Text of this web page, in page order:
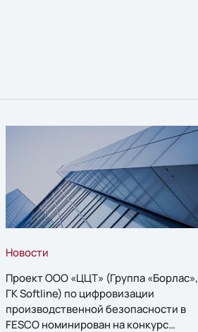
Новости
Проект ООО «ЦЦТ» (Группа «Борлас»,
ГК Softline) по цифровизации
производственной безопасности в
FESCO номинирован на конкурс